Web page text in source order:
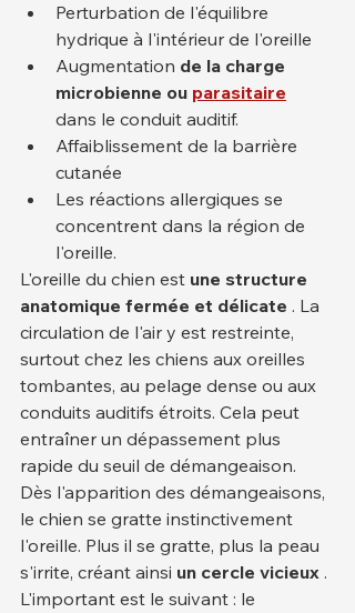
Perturbation de l'équilibre
hydrique à l'intérieur de l'oreille
Augmentation de la charge
microbienne ou parasitaire
dans le conduit auditif.
Affaiblissement de la barrière
cutanée
Les réactions allergiques se
concentrent dans la région de
l'oreille.
L'oreille du chien est une structure
anatomique fermée et délicate . La
circulation de l'air y est restreinte,
surtout chez les chiens aux oreilles
tombantes, au pelage dense ou aux
conduits auditifs étroits. Cela peut
entraîner un dépassement plus
rapide du seuil de démangeaison.
Dès l'apparition des démangeaisons,
le chien se gratte instinctivement
l'oreille. Plus il se gratte, plus la peau
s'irrite, créant ainsi un cercle vicieux .
L'important est le suivant : le